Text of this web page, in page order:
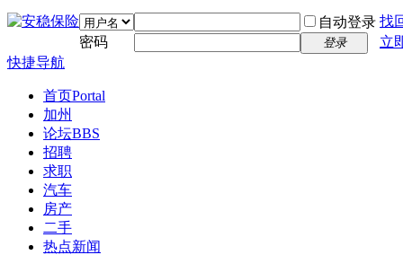
自动登录 找
密码
登录
立
快捷导航
首页Portal
加州
论坛BBS
招聘
求职
汽车
房产
二手
热点新闻